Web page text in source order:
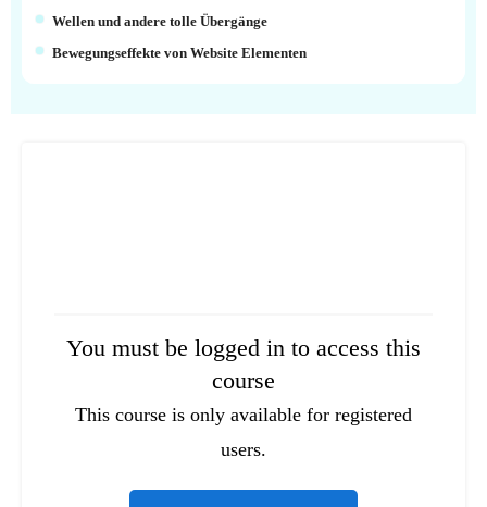
You must be logged in to access this
course
This course is only available for registered
users.
Wellen und andere tolle Übergänge
Bewegungseffekte von Website Elementen